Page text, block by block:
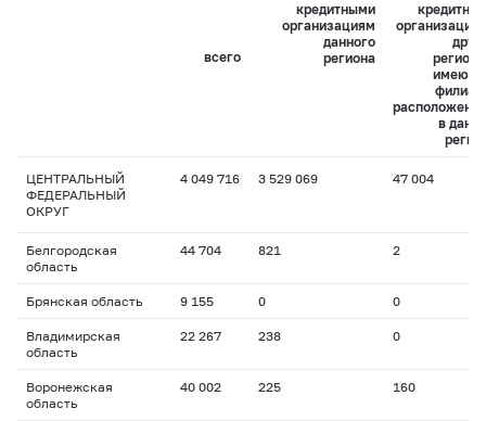
всего
кредитными
организациям
данного
региона
в
ЦЕНТРАЛЬНЫЙ
ФЕДЕРАЛЬНЫЙ
ОКРУГ
4 049 716 3 529 069 47 004
Белгородская
область
44 704 821 2
Брянская область 9 155 0 0
Владимирская
область
22 267 238 0
Воронежская
область
40 002 225 160